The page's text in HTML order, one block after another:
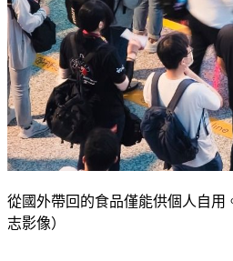
從國外帶回的食品僅能供個人自用
志影像）